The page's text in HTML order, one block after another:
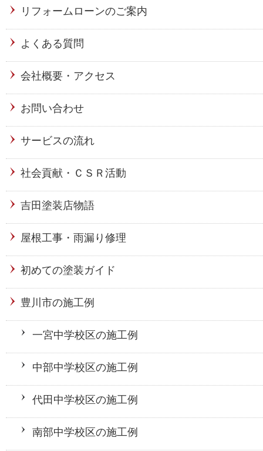
リフォームローンのご案内
よくある質問
会社概要・アクセス
お問い合わせ
サービスの流れ
社会貢献・ＣＳＲ活動
吉田塗装店物語
屋根工事・雨漏り修理
初めての塗装ガイド
豊川市の施工例
一宮中学校区の施工例
中部中学校区の施工例
代田中学校区の施工例
南部中学校区の施工例